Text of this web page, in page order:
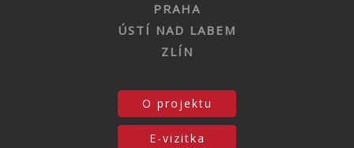
PRAHA
ÚSTÍ NAD LABEM
ZLÍN
O projektu
E-vizitka